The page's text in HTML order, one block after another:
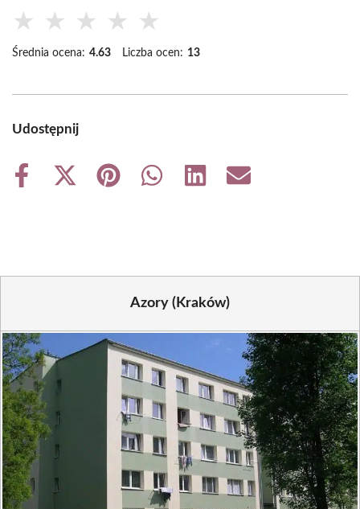
★ ★ ★ ★ ★
Średnia ocena: 4.63 Liczba ocen: 13
Udostępnij
Share
Share
Share
Share
Share
Share
Azory (Kraków)